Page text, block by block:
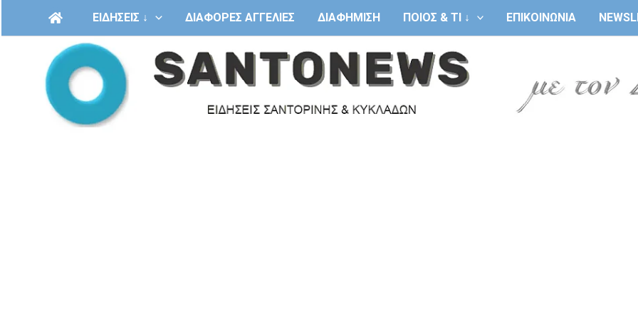
ΕΙΔΗΣΕΙΣ ↓ ΔΙΑΦΟΡΕΣ ΑΓΓΕΛΙΕΣ ΔΙΑΦΗΜΙΣΗ ΠΟΙΟΣ & ΤΙ ↓ ΕΠΙΚΟΙΝΩΝΙΑ